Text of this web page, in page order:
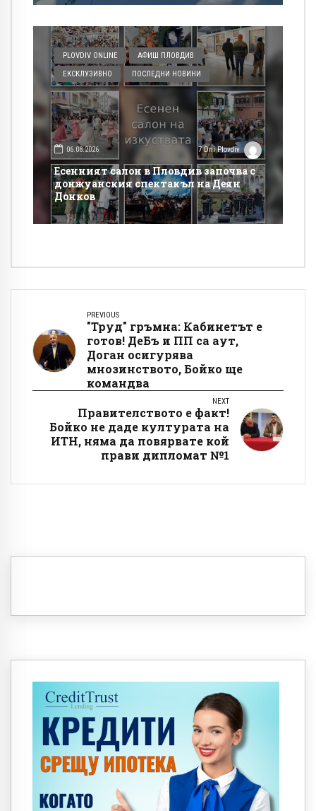
PLOVDIV ONLINE АФИШ ПЛОВДИВ
ЕКСКЛУЗИВНО ПОСЛЕДНИ НОВИНИ
06.08.2026 7 Dni Plovdiv
Есенният салон в Пловдив започва с
донжуанския спектакъл на Деян
Донков
PREVIOUS
"Труд" гръмна: Кабинетът е
готов! ДеБъ и ПП са аут,
Доган осигурява
мнозинството, Бойко ще
командва
NEXT
Правителството е факт!
Бойко не даде културата на
ИТН, няма да повярвате кой
прави дипломат №1